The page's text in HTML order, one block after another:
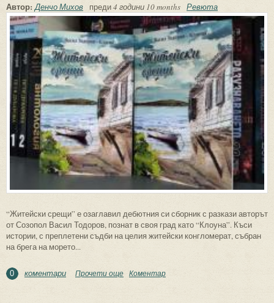
Автор:Денчо Михов преди4 години 10 months Ревюта
“Житейски срещи” е озаглавил дебютния си сборник с разкази авторът
от Созопол Васил Тодоров, познат в своя град като “Клоуна”. Къси
истории, с преплетени съдби на целия житейски конгломерат, събран
на брега на морето...
0 коментари Прочети още about Житейските срещи на Васил
Коментар